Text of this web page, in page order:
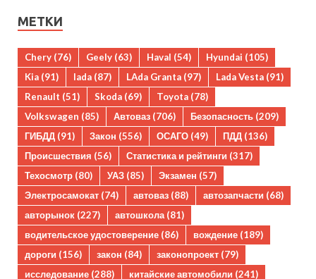
МЕТКИ
Chery (76) Geely (63) Haval (54) Hyundai (105)
Kia (91) lada (87) LAda Granta (97) Lada Vesta (91)
Renault (51) Skoda (69) Toyota (78)
Volkswagen (85) Автоваз (706) Безопасность (209)
ГИБДД (91) Закон (556) ОСАГО (49) ПДД (136)
Происшествия (56) Статистика и рейтинги (317)
Техосмотр (80) УАЗ (85) Экзамен (57)
Электросамокат (74) автоваз (88) автозапчасти (68)
авторынок (227) автошкола(81)
водительское удостоверение (86) вождение (189)
дороги (156) закон (84) законопроект (79)
исследование (288) китайские автомобили (241)